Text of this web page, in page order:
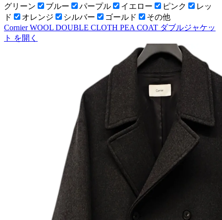
グリーン
ブルー パープル イエロー ピンク
レッ
ド
オレンジ シルバー ゴールド
その他
Cornier WOOL DOUBLE CLOTH PEA COAT ダブルジャケッ
ト を開く